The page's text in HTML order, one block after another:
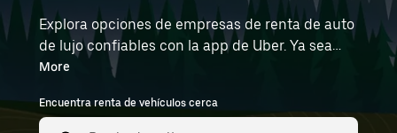
Explora opciones de empresas de renta de auto
de lujo confiables con la app de Uber. Ya sea
que vayas a una reunión o hagas una salida
autos de lujo, deportivos y exóticos, te permiten
More
Encuentra renta de vehículos cerca